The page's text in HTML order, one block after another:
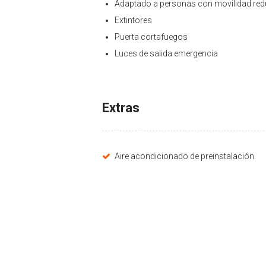
Adaptado a personas con movilidad
Extintores
Puerta cortafuegos
Luces de salida emergencia
Extras
Aire acondicionado de preinstalación